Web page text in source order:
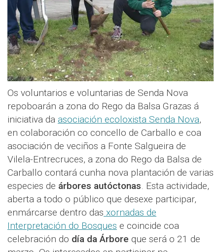
Os voluntarios e voluntarias de Senda Nova
repoboarán a zona do Rego da Balsa Grazas á
iniciativa da asociación ecoloxista Senda Nova,
en colaboración co concello de Carballo e coa
asociación de veciños a Fonte Salgueira de
Vilela-Entrecruces, a zona do Rego da Balsa de
Carballo contará cunha nova plantación de varias
especies de árbores autóctonas. Esta actividade,
aberta a todo o público que desexe participar,
enmárcarse dentro das xornadas de
Interpretación do Bosques e coincide coa
celebración do día da Árbore que será o 21 de